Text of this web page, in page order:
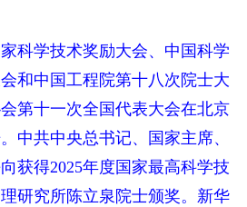
学技术奖励大会、中国科学
和中国工程院第十八次院士大
第十一次全国代表大会在北京
中共中央总书记、国家主席、
获得2025年度国家最高科学技
研究所陈立泉院士颁奖。新华